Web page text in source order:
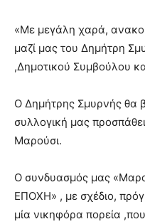
«Με μεγάλη χαρά,
μαζί μας του Δημήτρη
,Δημοτικού Συμβούλου
Ο Δημήτρης Σμυρνής θα
συλλογική μας
Μαρούσι.
Ο συνδυασμός μας
ΕΠΟΧΗ» , με σχέδιο,
μία νικηφόρα πορεία